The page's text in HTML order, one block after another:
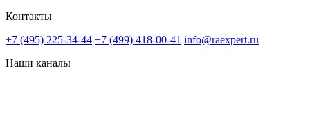
Контакты
+7 (495) 225-34-44 +7 (499) 418-00-41 info@raexpert.ru
Наши каналы